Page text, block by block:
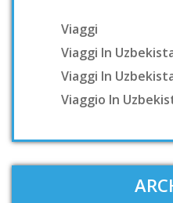
Viaggi
Viaggi In
Viaggi In
Viaggio In